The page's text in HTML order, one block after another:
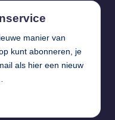
manier van
kunt abonneren, je
als hier een nieuw